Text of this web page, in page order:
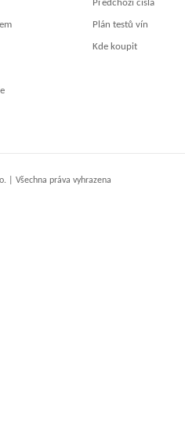
Předchozí čísla
Plán testů vín
Kde koupit
| Všechna práva vyhrazena